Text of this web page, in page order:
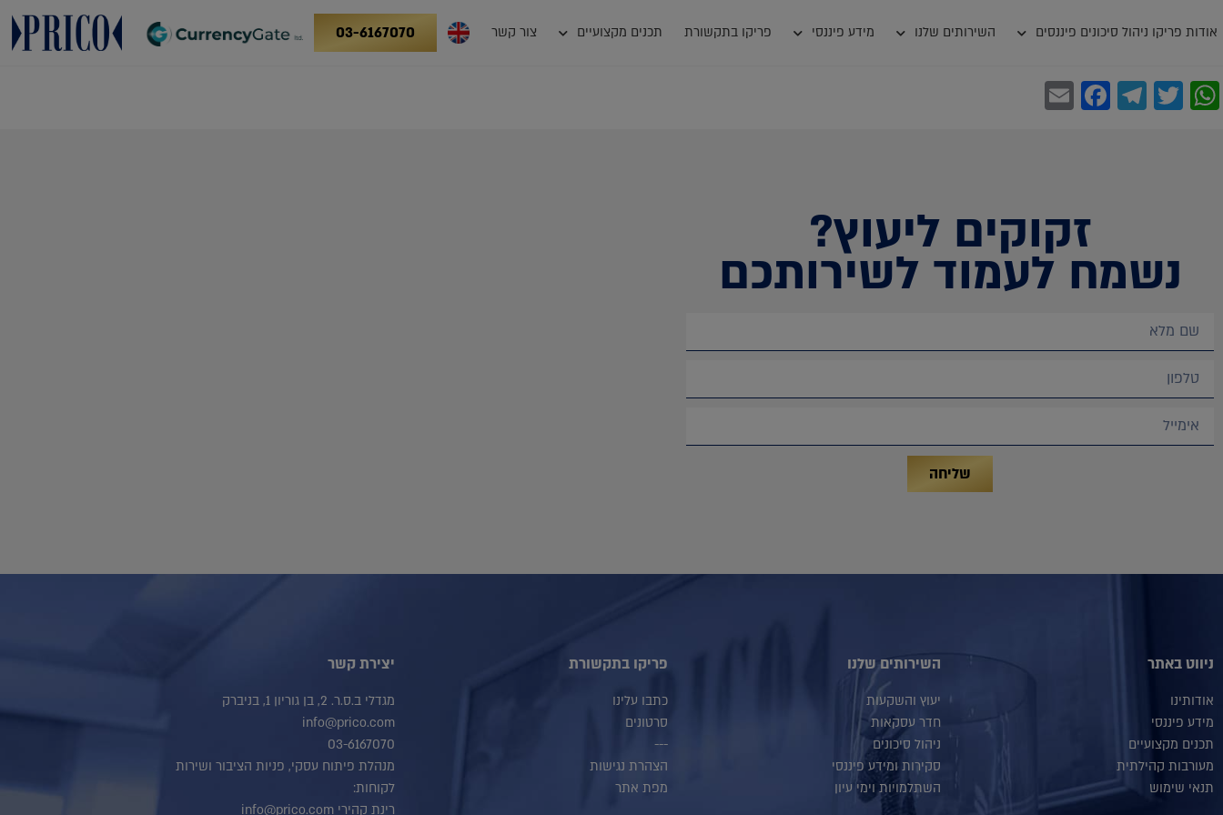
אודות פריקו ניהול סיכונים פיננסים השירותים שלנו מידע פיננסי פריקו בתקשורת תכנים מקצועיים צור קשר 03-6167070
WhatsApp
Twitter
Telegram
Facebook
זקוקים ליעוץ?
נשמח לעמוד לשירותכם
שליחה
ניווט באתר
אודותינו
מידע פיננסי
תכנים מקצועיים
מעורבות קהילתית
תנאי שימוש
השירותים שלנו
יעוץ והשקעות
חדר עסקאות
ניהול סיכונים
סקירות ומידע פיננסי
השתלמויות וימי עיון
פריקו בתקשורת
כתבו עלינו
סרטונים
---
הצהרת נגישות
מפת אתר
יצירת קשר
מגדלי ב.ס.ר. 2, בן גוריון 1, בניברק
info@prico.com
03-6167070
מנהלת פיתוח עסקי, פניות הציבור ושירות
לקוחות:
רינת קהירי info@prico.com